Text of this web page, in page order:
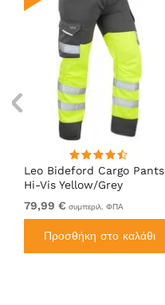
Leo Bideford Cargo Pants
Hi-Vis Yellow/Grey
79,99 € συμπεριλ. ΦΠΑ
Προσθήκη στο καλάθι